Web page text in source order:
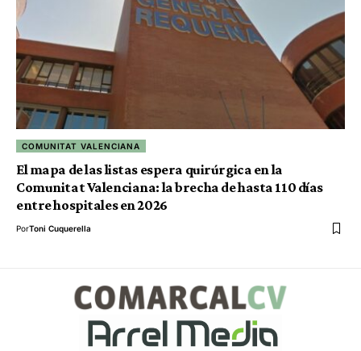
COMUNITAT VALENCIANA
El mapa de las listas espera quirúrgica en la
Comunitat Valenciana: la brecha de hasta 110 días
entre hospitales en 2026
PorToni Cuquerella